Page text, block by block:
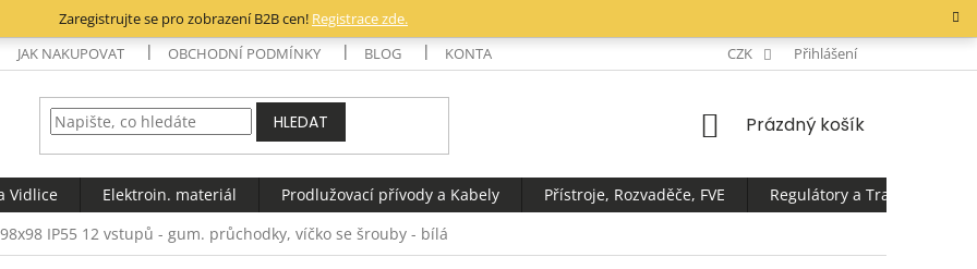
Zaregistrujte se pro zobrazení B2B cen! Registrace zde.
JAK NAKUPOVAT OBCHODNÍ PODMÍNKY BLOG KONTAKTY CZK Přihlášení
HLEDAT
NÁKUPNÍ
Prázdný košík
Vidlice Elektroin. materiál Prodlužovací přívody a Kabely Přístroje, Rozvaděče, FVE
Regulátory a
IP55 12 vstupů - gum. průchodky, víčko se šrouby - bílá